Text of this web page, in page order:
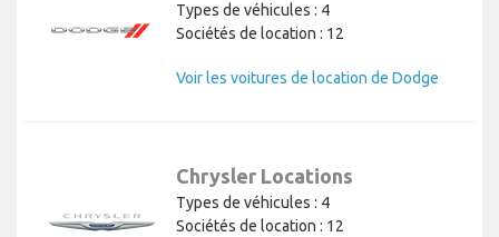
Types de véhicules : 4
Sociétés de location : 12
Voir les voitures de location de Dodge
Chrysler Locations
Types de véhicules : 4
Sociétés de location : 12